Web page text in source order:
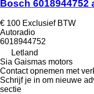
Bosch
€ 100 Exclusief BTW
Autoradio
6018944752
Letland
Sia Gaismas motors
Contact opnemen met
Schrijf je in om nieuwe
sectie